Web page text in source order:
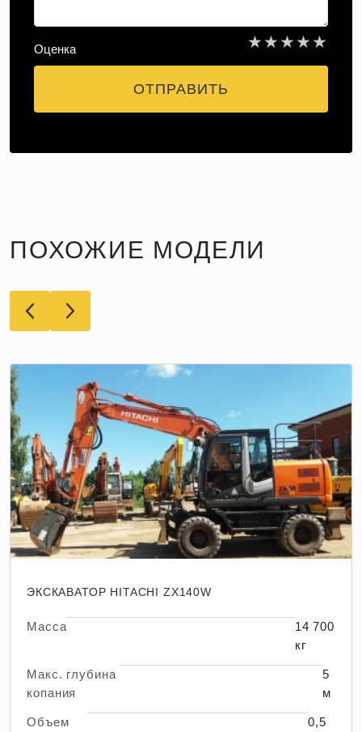
Оценка ★
★
★
★
★
ОТПРАВИТЬ
ПОХОЖИЕ МОДЕЛИ
ЭКСКАВАТОР HITACHI ZX140W
Масса
14 700
кг
Макс. глубина
копания
5
м
Объем
0,5